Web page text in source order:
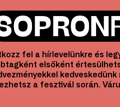
fel a hírlevelünkre és
elsőként
a fesztivál során.